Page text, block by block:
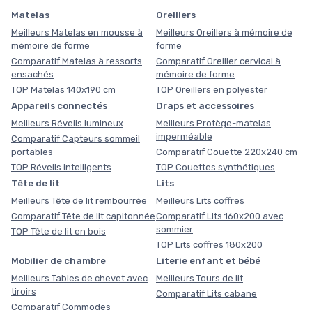
Matelas
Meilleurs Matelas en mousse à
mémoire de forme
Comparatif Matelas à ressorts
ensachés
TOP Matelas 140x190 cm
Oreillers
Meilleurs Oreillers à mémoire de
forme
Comparatif Oreiller cervical à
mémoire de forme
TOP Oreillers en polyester
Appareils connectés
Meilleurs Réveils lumineux
Comparatif Capteurs sommeil
portables
TOP Réveils intelligents
Draps et accessoires
Meilleurs Protège-matelas
imperméable
Comparatif Couette 220x240 cm
TOP Couettes synthétiques
Tête de lit
Meilleurs Tête de lit rembourrée
Comparatif Tête de lit capitonnée
TOP Tête de lit en bois
Lits
Meilleurs Lits coffres
Comparatif Lits 160x200 avec
sommier
TOP Lits coffres 180x200
Mobilier de chambre
Meilleurs Tables de chevet avec
tiroirs
Comparatif Commodes
Literie enfant et bébé
Meilleurs Tours de lit
Comparatif Lits cabane